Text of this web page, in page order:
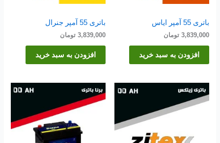
باتری 55 آمپر ایاس
3,839,000 تومان
افزودن به سبد خرید
باتری 55 آمپر جنرال
3,839,000 تومان
افزودن به سبد خرید